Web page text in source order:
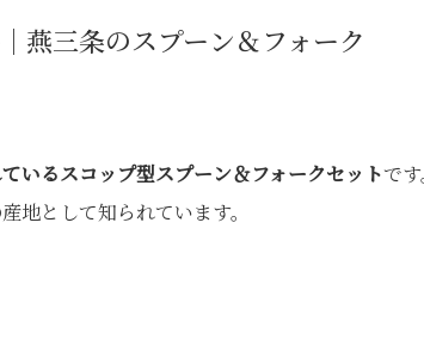
燕三条のスプーン＆フォーク
いるスコップ型スプーン＆フォークセットです
地として知られています。